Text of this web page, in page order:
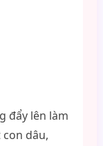
đẩy lên làm
dâu,